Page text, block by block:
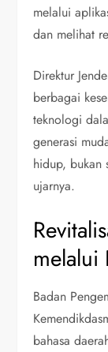
melalui
dan melihat
Direktur
berbagai
teknologi
generasi
hidup, bukan
ujarnya.
melalui
Badan
bahasa